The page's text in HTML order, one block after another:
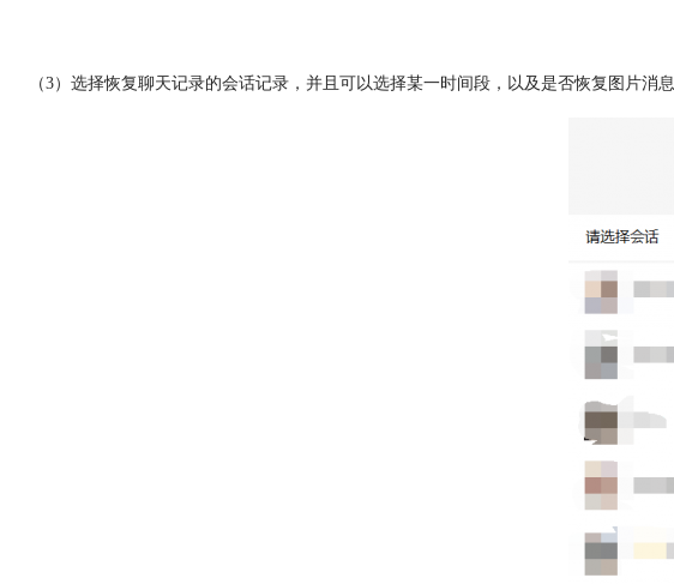
（3）选择恢复聊天记录的会话记录，并且可以选择某一时间段，以及是否恢复图片消息